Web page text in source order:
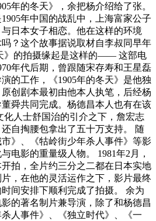
年的冬天》，余把杨介绍给了张。
1905年中国的战乱中，上海富家公子
日本女子相恋。他在这样的环境
？这个故事据说取材自李叔同早年
》的拍摄缘起是这样的—— 这部电
年代后期，曾跟随宋存寿和王星磊
的工作，《1905年的冬天》是他独
创剧本最初由他本人执笔，后经杨
舜共同完成。杨德昌本人也有在该
化人士舒国治的引介之下，詹宏志
自掏腰包拿出了五十万支持。 随
》、《牯岭街少年杀人事件》等影
电影的重量级人物。 1981年2月，
开拍，全片约三分之二都在日本实地
，在他的灵活运作之下，影片最终
间安排下顺利完成了拍摄。 余为
的著名制片兼导演，除了和杨德昌
人事件》、《独立时代》、《一